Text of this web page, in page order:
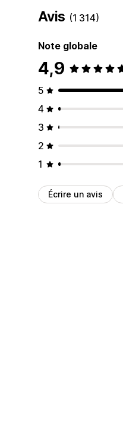
Avis (1 314)
Note globale
4,9
5
4
3
2
1
Écrire un avis